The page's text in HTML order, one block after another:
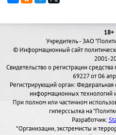
18+
Учредитель - ЗАО
© Информационный сайт
2001-
Свидетельство о регистрации
69227 от 06
Регистрирующий орган: Федеральная
информационных технологий
При полном или частичном
гиперссылка на
Разработчик:
*Организации, экстремисты и